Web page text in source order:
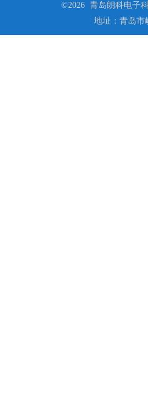
©2026 青岛朗科电子
地址：青岛市